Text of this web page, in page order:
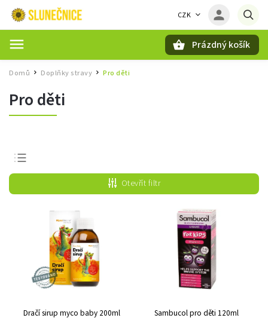
CZK
Prázdný košík
Domů / Doplňky stravy / Pro děti
Pro děti
Nejprodávanější
Nejlevnější
Nejdražší
Abecedně
Otevřít filtr
Dračí sirup myco baby 200ml Sambucol pro děti 120ml